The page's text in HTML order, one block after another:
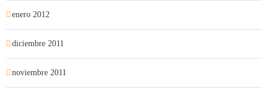
enero 2012
diciembre 2011
noviembre 2011